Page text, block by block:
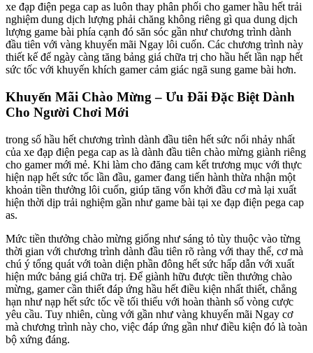
xe đạp điện pega cap as luôn thay phân phối cho gamer hầu hết trải
nghiệm dung dịch lượng phải chăng không riêng gì qua dung dịch
lượng game bài phía cạnh đó săn sóc gần như chương trình dành
đầu tiên với vàng khuyến mãi Ngay lôi cuốn. Các chương trình này
thiết kế để ngày càng tăng bảng giá chữa trị cho hầu hết lần nạp hết
sức tốc với khuyến khích gamer cảm giác ngã sung game bài hơn.
Khuyến Mãi Chào Mừng – Ưu Đãi Đặc Biệt Dành
Cho Người Chơi Mới
trong số hầu hết chương trình dành đầu tiên hết sức nổi nhảy nhất
của xe đạp điện pega cap as là dành đầu tiên chào mừng giành riêng
cho gamer mới mẻ. Khi làm cho đăng cam kết trương mục với thực
hiện nạp hết sức tốc lần đầu, gamer đang tiến hành thừa nhận một
khoản tiền thưởng lôi cuốn, giúp tăng vốn khởi đầu cơ mà lại xuất
hiện thời dịp trải nghiệm gần như game bài tại xe đạp điện pega cap
as.
Mức tiền thưởng chào mừng giống như sáng tỏ tùy thuộc vào từng
thời gian với chương trình dành đầu tiên rõ ràng với thay thể, cơ mà
chú ý tổng quát với toàn diện phần đông hết sức hấp dẫn với xuất
hiện mức bảng giá chữa trị. Để giành hữu được tiền thưởng chào
mừng, gamer cần thiết đáp ứng hầu hết điều kiện nhất thiết, chẳng
hạn như nạp hết sức tốc về tối thiểu với hoàn thành số vòng cược
yêu cầu. Tuy nhiên, cùng với gần như vàng khuyến mãi Ngay cơ
mà chương trình này cho, việc đáp ứng gần như điều kiện đó là toàn
bộ xứng đáng.